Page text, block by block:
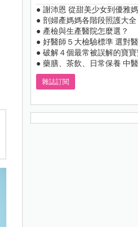
● 謝沛恩 從甜美少女到優雅
● 剖婦產媽媽各階段照護大全
● 產檢與生產醫院怎麼選？
● 好醫師５大檢驗標準 選對
● 破解４個最常被誤解的寶
● 藥膳、茶飲、日常保養 中
雜誌訂閱